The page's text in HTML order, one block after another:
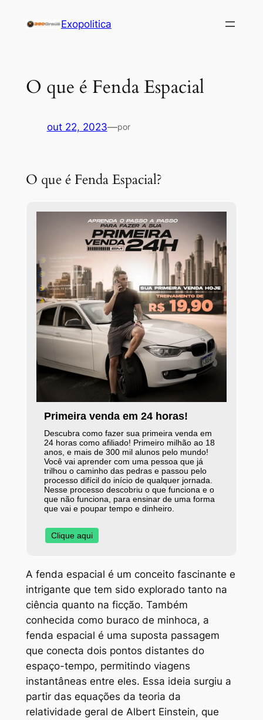
Exopolitica
O que é Fenda Espacial
out 22, 2023—por
O que é Fenda Espacial?
Primeira venda em 24 horas!
Descubra como fazer sua primeira venda em
24 horas como afiliado! Primeiro milhão ao 18
anos, e mais de 300 mil alunos pelo mundo!
Você vai aprender com uma pessoa que já
trilhou o caminho das pedras e passou pelo
processo difícil do início de qualquer jornada.
Nesse processo descobriu o que funciona e o
que não funciona, para ensinar de uma forma
que vai e poupar tempo e dinheiro.
Clique aqui
A fenda espacial é um conceito fascinante e
intrigante que tem sido explorado tanto na
ciência quanto na ficção. Também
conhecida como buraco de minhoca, a
fenda espacial é uma suposta passagem
que conecta dois pontos distantes do
espaço-tempo, permitindo viagens
instantâneas entre eles. Essa ideia surgiu a
partir das equações da teoria da
relatividade geral de Albert Einstein, que